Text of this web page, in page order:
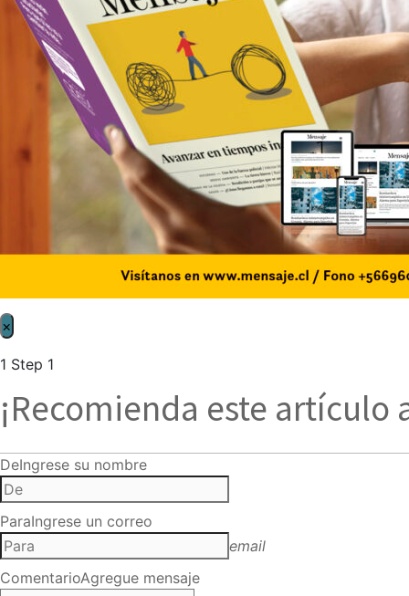
×
1 Step 1
¡Recomienda este artículo
DeIngrese su nombre
ParaIngrese un correo
email
ComentarioAgregue mensaje